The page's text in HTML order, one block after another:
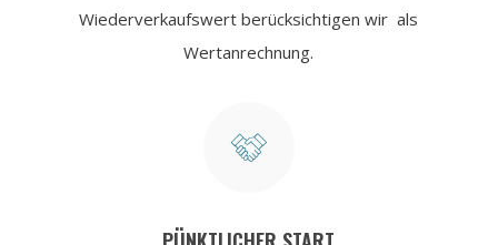
Wiederverkaufs­wert berücksichtigen wir als
Wertanrechnung.
